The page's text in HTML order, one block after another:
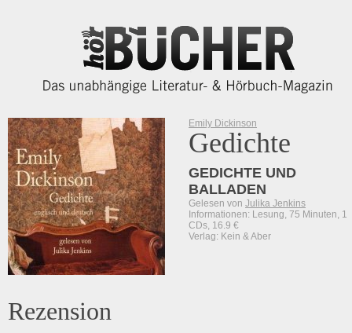
Emily Dickinson
Gedichte
GEDICHTE UND
BALLADEN
Gelesen von Julika Jenkins
Informationen: Lesung, 75 Minuten, 1
CDs, 16.9 €
Verlag: Kein & Aber
Rezension